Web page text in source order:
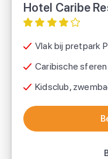
Hotel Caribe
Vlak bij pretpark
Caribische
Kidsclub,